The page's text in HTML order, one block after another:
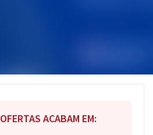
ACABAM EM: